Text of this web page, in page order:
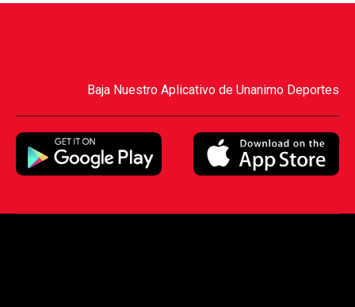
Baja Nuestro Aplicativo de Unanimo Deportes